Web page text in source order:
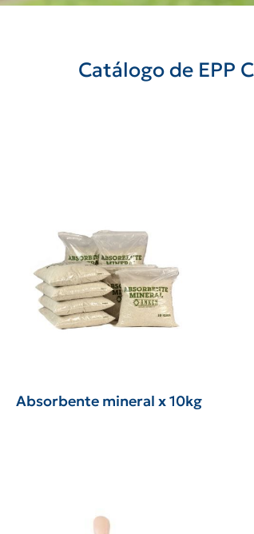
Catálogo de EPP
Absorbente mineral x 10kg